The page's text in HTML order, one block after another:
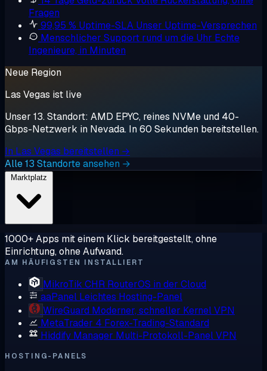
Fragen
99,95 % Uptime-SLA Unser Uptime-Versprechen
Menschlicher Support rund um die Uhr Echte
Ingenieure, in Minuten
Neue Region
Las Vegas ist live
Unser 13. Standort: AMD EPYC, reines NVMe und 40-
Gbps-Netzwerk in Nevada. In 60 Sekunden bereitstellen.
In Las Vegas bereitstellen →
Alle 13 Standorte ansehen →
1000+ Apps mit einem Klick bereitgestellt, ohne
Einrichtung, ohne Aufwand.
AM HÄUFIGSTEN INSTALLIERT
MikroTik CHR RouterOS in der Cloud
aaPanel Leichtes Hosting-Panel
WireGuard Moderner, schneller Kernel VPN
MetaTrader 4 Forex-Trading-Standard
Hiddify Manager Multi-Protokoll-Panel VPN
HOSTING-PANELS